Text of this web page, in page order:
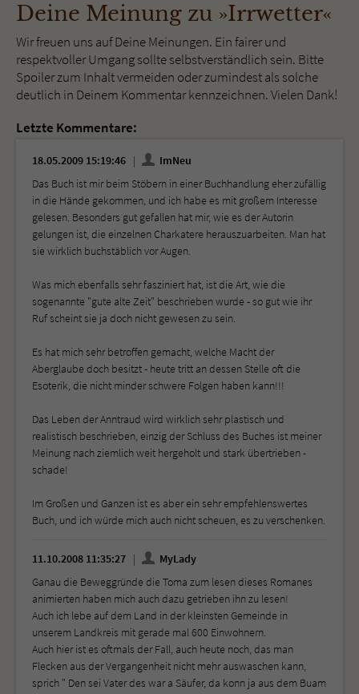
Deine Meinung zu »Irrwetter«
Wir freuen uns auf Deine Meinungen. Ein fairer und
respektvoller Umgang sollte selbstverständlich sein. Bitte
Spoiler zum Inhalt vermeiden oder zumindest als solche
deutlich in Deinem Kommentar kennzeichnen. Vielen Dank!
Letzte Kommentare:
18.05.2009 15:19:46
ImNeu
Das Buch ist mir beim Stöbern in einer Buchhandlung eher zufällig
in die Hände gekommen, und ich habe es mit großem Interesse
gelesen. Besonders gut gefallen hat mir, wie es der Autorin
gelungen ist, die einzelnen Charkatere herauszuarbeiten. Man hat
sie wirklich buchstäblich vor Augen.
Was mich ebenfalls sehr fasziniert hat, ist die Art, wie die
sogenannte "gute alte Zeit" beschrieben wurde - so gut wie ihr
Ruf scheint sie ja doch nicht gewesen zu sein.
Es hat mich sehr betroffen gemacht, welche Macht der
Aberglaube doch besitzt - heute tritt an dessen Stelle oft die
Esoterik, die nicht minder schwere Folgen haben kann!!!
Das Leben der Anntraud wird wirklich sehr plastisch und
realistisch beschrieben, einzig der Schluss des Buches ist meiner
Meinung nach ziemlich weit hergeholt und stark übertrieben -
schade!
Im Großen und Ganzen ist es aber ein sehr empfehlenswertes
Buch, und ich würde mich auch nicht scheuen, es zu verschenken.
11.10.2008 11:35:27
MyLady
Ganau die Beweggründe die Toma zum lesen dieses Romanes
animierten haben mich auch dazu getrieben ihn zu lesen!
Auch ich lebe auf dem Land in der kleinsten Gemeinde in
unserem Landkreis mit gerade mal 600 Einwohnern.
Auch hier ist es oftmals der Fall, auch heute noch, das man
Flecken aus der Vergangenheit nicht mehr auswaschen kann,
sprich " Den sei Vater des war a Säufer, da konn ja aus dem Buam